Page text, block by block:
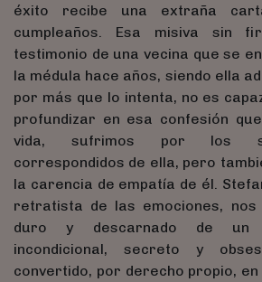
éxito recibe una extraña
cumpleaños. Esa misiva sin
testimonio de una vecina que se
la médula hace años, siendo ella
por más que lo intenta, no es
profundizar en esa confesión
vida, sufrimos por los
correspondidos de ella, pero
la carencia de empatía de él.
retratista de las emociones,
duro y descarnado de un
incondicional, secreto y
convertido, por derecho propio,